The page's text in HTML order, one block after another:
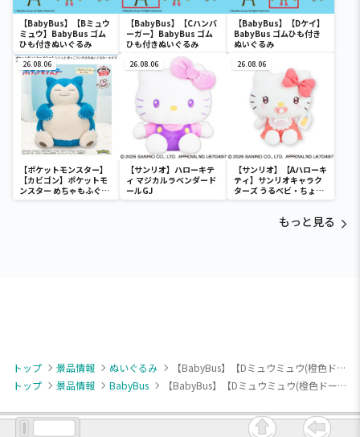
【BabyBus】【Bミュウ
ミュウ】BabyBus ゴム
ひも付きぬいぐるみ
【BabyBus】【Cハンバ
ーガー】BabyBus ゴム
ひも付きぬいぐるみ
【BabyBus】【Dケイ】
BabyBus ゴムひも付き
ぬいぐるみ
26.08.06
【ポケットモンスター】
【カビゴン】ポケットモ
ンスター めちゃもふぐっ
と ほっこりいやされぬい
26.08.06
【サンリオ】ハローキテ
ィ マジカルラベンダード
ールGJ
26.08.06
【サンリオ】【Aハローキ
ティ】サンリオキャラク
ターズ うるベビ・ちょい
デカドール
もっと見る
トップ 景品情報 ぬいぐるみ
【BabyBus】【Dミュウミュウ(橙色ドーナツ)】BabyBus ゴムひも付きぬいぐるみ キキ＆ミュウミュウアソート
トップ
景品情報 BabyBus 【BabyBus】【Dミュウミュウ(橙色ドーナツ)】BabyBus ゴムひも付きぬいぐるみ キキ＆ミュウミュウアソート